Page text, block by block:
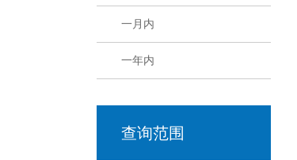
一月内
一年内
查询范围